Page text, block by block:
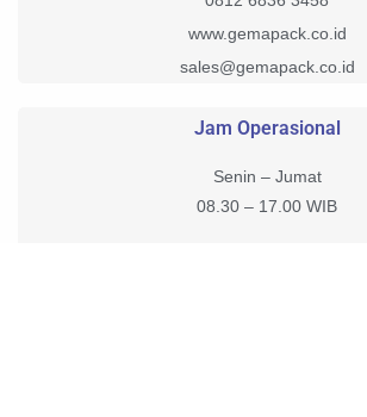
www.gemapack.co.id
sales@gemapack.co.id
Jam Operasional
Senin – Jumat
08.30 – 17.00 WIB